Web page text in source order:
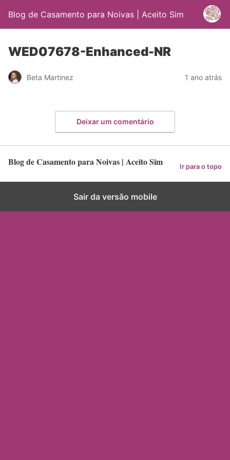
Blog de Casamento para Noivas | Aceito Sim
WED07678-Enhanced-NR
Beta Martinez 1 ano atrás
Deixar um comentário
Blog de Casamento para Noivas | Aceito Sim Ir para o topo
Sair da versão mobile